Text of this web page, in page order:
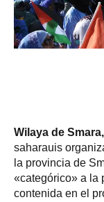
Wilaya de Smara,
saharauis
la provincia de
«categórico» a la
contenida en el